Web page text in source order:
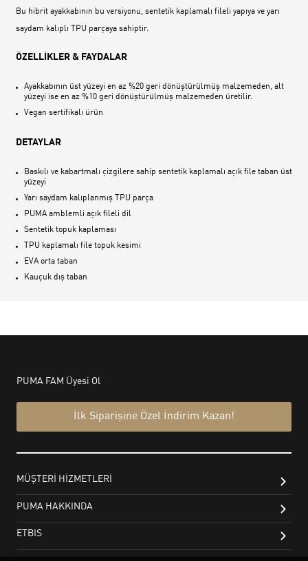
Bu hibrit ayakkabının bu versiyonu, sentetik kaplamalı fileli yapıya ve yarı
saydam kalıplı TPU parçaya sahiptir.
ÖZELLİKLER & FAYDALAR
Ayakkabının üst yüzeyi en az %20 geri dönüştürülmüş malzemeden, alt
yüzeyi ise en az %10 geri dönüştürülmüş malzemeden üretilir.
Vegan sertifikalı ürün
DETAYLAR
Baskılı ve kabartmalı çizgilere sahip sentetik kaplamalı açık file taban üst
yüzeyi
Yarı saydam kalıplanmış TPU parça
PUMA amblemli açık fileli dil
Sentetik topuk kaplaması
TPU kaplamalı file topuk kesimi
EVA orta taban
Kauçuk dış taban